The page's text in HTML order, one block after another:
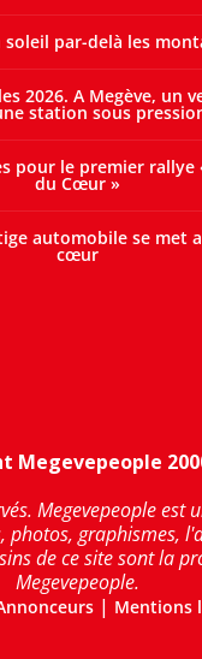
soleil par-delà les
2026. A Megève, un
station sous
pour le premier rallye
du Cœur »
automobile se met
cœur
Megevepeople
Megevepeople est
photos, graphismes,
de ce site sont la
Megevepeople.
| Mentions